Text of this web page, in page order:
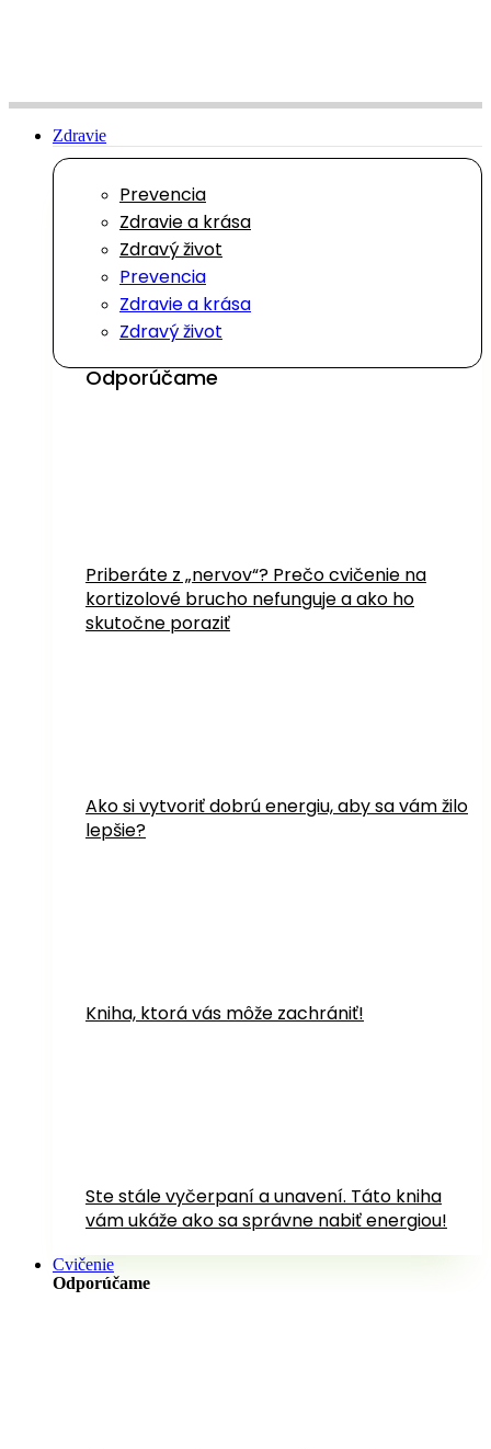
Zdravie
Prevencia
Zdravie a krása
Zdravý život
Prevencia
Zdravie a krása
Zdravý život
Odporúčame
Priberáte z „nervov“? Prečo cvičenie na
kortizolové brucho nefunguje a ako ho
skutočne poraziť
Ako si vytvoriť dobrú energiu, aby sa vám žilo
lepšie?
Kniha, ktorá vás môže zachrániť!
Ste stále vyčerpaní a unavení. Táto kniha
vám ukáže ako sa správne nabiť energiou!
Cvičenie
Odporúčame